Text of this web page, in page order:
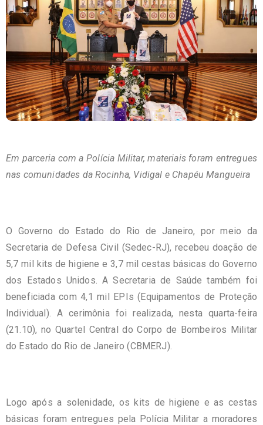
Em parceria com a Polícia Militar, materiais foram entregues
nas comunidades da Rocinha, Vidigal e Chapéu Mangueira
O Governo do Estado do Rio de Janeiro, por meio da
Secretaria de Defesa Civil (Sedec-RJ), recebeu doação de
5,7 mil kits de higiene e 3,7 mil cestas básicas do Governo
dos Estados Unidos. A Secretaria de Saúde também foi
beneficiada com 4,1 mil EPIs (Equipamentos de Proteção
Individual). A cerimônia foi realizada, nesta quarta-feira
(21.10), no Quartel Central do Corpo de Bombeiros Militar
do Estado do Rio de Janeiro (CBMERJ).
Logo após a solenidade, os kits de higiene e as cestas
básicas foram entregues pela Polícia Militar a moradores